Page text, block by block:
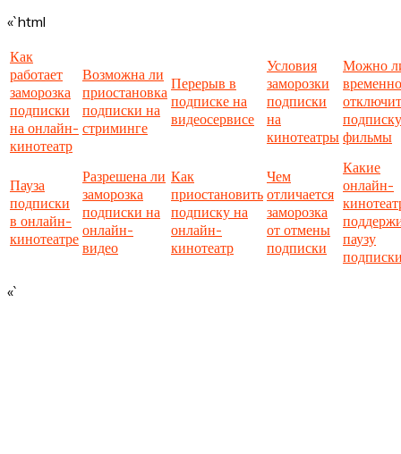
«`html
Как
работает
заморозка
подписки
на онлайн-
кинотеатр
Возможна ли
приостановка
подписки на
стриминге
Перерыв в
подписке на
видеосервисе
Условия
заморозки
подписки
на
кинотеатры
Можно
временно
фильмы
Пауза
подписки
в онлайн-
кинотеатре
Разрешена ли
заморозка
подписки на
онлайн-
видео
Как
приостановить
подписку на
онлайн-
кинотеатр
Чем
отличается
заморозка
от отмены
подписки
Какие
онлайн-
паузу
«`